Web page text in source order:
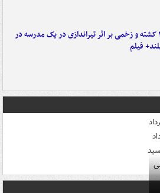
۲۲ کشته و زخمی بر اثر تیراندازی در یک مدرسه در
فیلم